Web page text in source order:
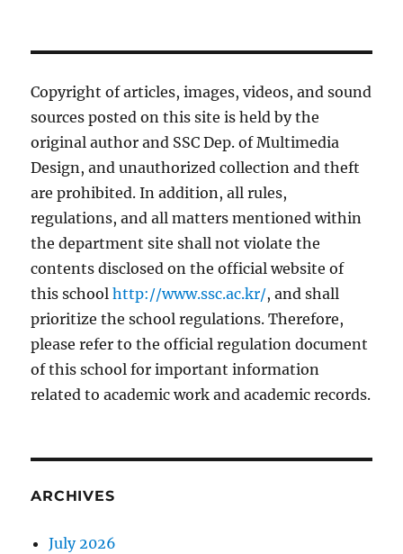
Copyright of articles, images, videos, and sound
sources posted on this site is held by the
original author and SSC Dep. of Multimedia
Design, and unauthorized collection and theft
are prohibited. In addition, all rules,
regulations, and all matters mentioned within
the department site shall not violate the
contents disclosed on the official website of
this schoolhttp://www.ssc.ac.kr/, and shall
prioritize the school regulations. Therefore,
please refer to the official regulation document
of this school for important information
related to academic work and academic records.
ARCHIVES
July 2026